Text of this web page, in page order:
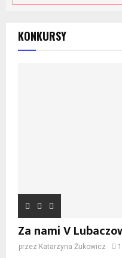
KONKURSY
Za nami V
przez Katarzyna Żukowicz